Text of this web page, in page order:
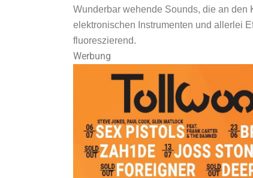
Wunderbar wehende Sounds, die an
elektronischen Instrumenten und allerlei
fluoreszierend.
Werbung